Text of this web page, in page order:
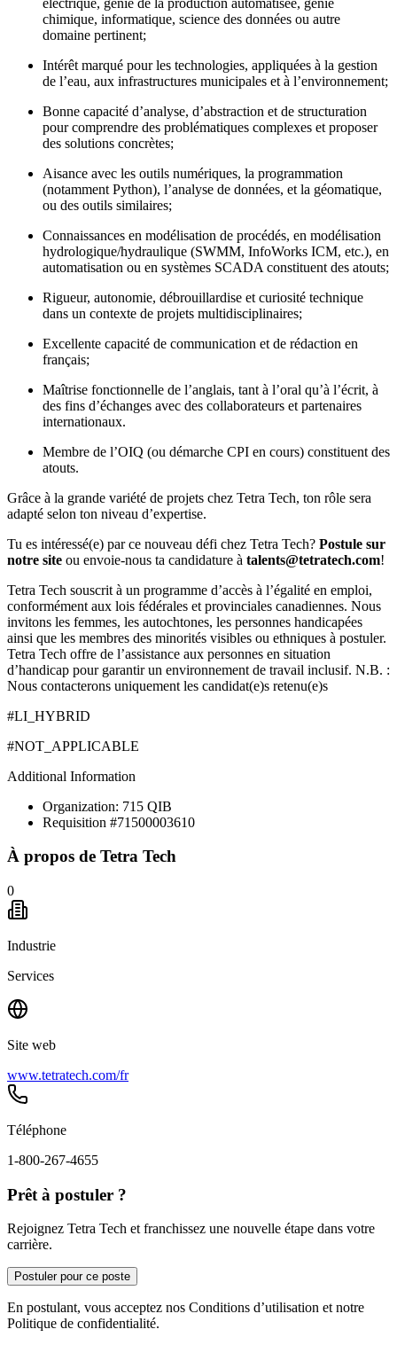
chimique, informatique, science des données ou autre
domaine pertinent;
Intérêt marqué pour les technologies, appliquées à la gestion
de l’eau, aux infrastructures municipales et à l’environnement;
Bonne capacité d’analyse, d’abstraction et de structuration
pour comprendre des problématiques complexes et proposer
des solutions concrètes;
Aisance avec les outils numériques, la programmation
(notamment Python), l’analyse de données, et la géomatique,
ou des outils similaires;
Connaissances en modélisation de procédés, en modélisation
hydrologique/hydraulique (SWMM, InfoWorks ICM, etc.), en
automatisation ou en systèmes SCADA constituent des atouts;
Rigueur, autonomie, débrouillardise et curiosité technique
dans un contexte de projets multidisciplinaires;
Excellente capacité de communication et de rédaction en
français;
Maîtrise fonctionnelle de l’anglais, tant à l’oral qu’à l’écrit, à
des fins d’échanges avec des collaborateurs et partenaires
internationaux.
Membre de l’OIQ (ou démarche CPI en cours) constituent des
atouts.
Grâce à la grande variété de projets chez Tetra Tech, ton rôle sera
adapté selon ton niveau d’expertise.
Tu es intéressé(e) par ce nouveau défi chez Tetra Tech? Postule sur
notre site ou envoie-nous ta candidature à talents@tetratech.com!
Tetra Tech souscrit à un programme d’accès à l’égalité en emploi,
conformément aux lois fédérales et provinciales canadiennes. Nous
invitons les femmes, les autochtones, les personnes handicapées
ainsi que les membres des minorités visibles ou ethniques à postuler.
Tetra Tech offre de l’assistance aux personnes en situation
d’handicap pour garantir un environnement de travail inclusif. N.B. :
Nous contacterons uniquement les candidat(e)s retenu(e)s
#LI_HYBRID
#NOT_APPLICABLE
Additional Information
Organization: 715 QIB
Requisition #71500003610
À propos de Tetra Tech
0
Industrie
Services
Site web
www.tetratech.com/fr
Téléphone
1-800-267-4655
Prêt à postuler ?
Rejoignez Tetra Tech et franchissez une nouvelle étape dans votre
carrière.
Postuler pour ce poste
En postulant, vous acceptez nos Conditions d’utilisation et notre
Politique de confidentialité.